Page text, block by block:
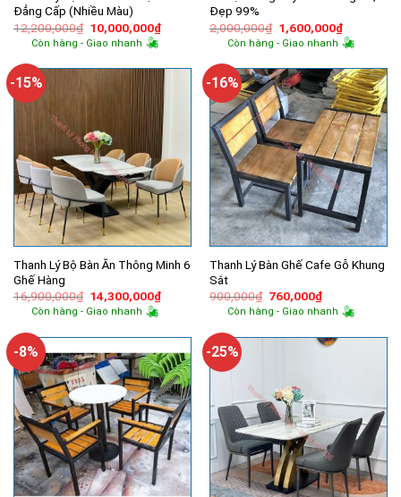
Đẳng Cấp (Nhiều Màu)
12,200,000₫ Giá
gốc
là:
10,000,000₫Giá
hiện
10,000,000₫.
Còn hàng - Giao nhanh
Đẹp 99%
2,000,000₫ Giá
gốc
là:
1,600,000₫Giá
hiện
tại
Còn hàng - Giao nhanh
-15%
Thanh Lý Bộ Bàn Ăn Thông Minh 6
Ghế Hàng
16,900,000₫ Giá
gốc
là:
14,300,000₫Giá
hiện
14,300,000₫.
Còn hàng - Giao nhanh
-16%
Thanh Lý Bàn Ghế Cafe Gỗ Khung
Sắt
900,000₫ Giá
gốc
là:
760,000₫Giá
hiện
tại
760,000₫.
Còn hàng - Giao nhanh
-8% -25%